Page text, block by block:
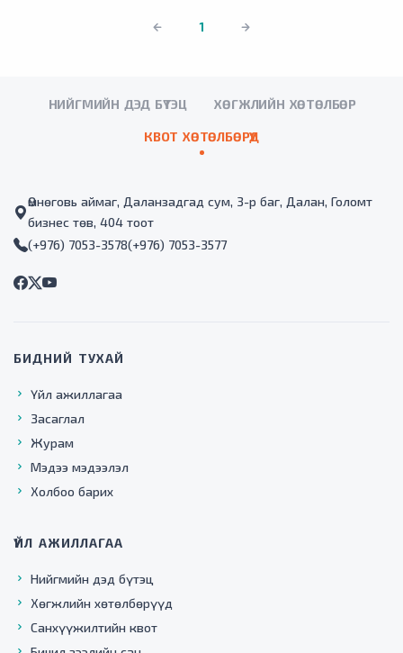
1
НИЙГМИЙН ДЭД БҮТЭЦ ХӨГЖЛИЙН ХӨТӨЛБӨР
КВОТ ХӨТӨЛБӨРҮҮД
Өмнөговь аймаг, Даланзадгад сум, 3-р баг, Далан, Голомт
бизнес төв, 404 тоот
(+976) 7053-3578(+976) 7053-3577
БИДНИЙ ТУХАЙ
Үйл ажиллагаа
Засаглал
Журам
Мэдээ мэдээлэл
Холбоо барих
ҮЙЛ АЖИЛЛАГАА
Нийгмийн дэд бүтэц
Хөгжлийн хөтөлбөрүүд
Санхүүжилтийн квот